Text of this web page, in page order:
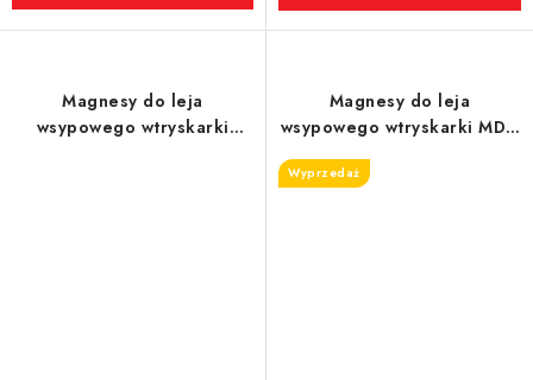
Magnesy do leja
wsypowego wtryskarki
Magnesy do leja
wsypowego wtryskarki MDN
100 MVM-EKO
Wyprzedaż